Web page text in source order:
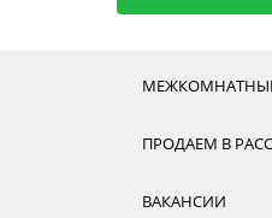
ПРОДАЕМ В
ВАКАНСИИ